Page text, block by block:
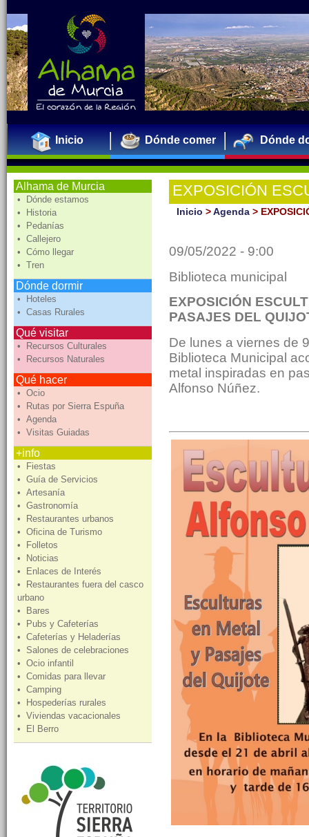
Inicio Dónde comer Dónde
Alhama de Murcia
• Dónde estamos
• Historia
• Pedanías
• Callejero
• Cómo llegar
• Tren
Dónde dormir
• Hoteles
• Casas Rurales
Qué visitar
• Recursos Culturales
• Recursos Naturales
Qué hacer
• Ocio
• Rutas por Sierra Espuña
• Agenda
• Visitas Guiadas
+info
• Fiestas
• Guía de Servicios
• Artesanía
• Gastronomía
• Restaurantes urbanos
• Oficina de Turismo
• Folletos
• Noticias
• Enlaces de Interés
• Restaurantes fuera del casco
urbano
• Bares
• Pubs y Cafeterías
• Cafeterías y Heladerías
• Salones de celebraciones
• Ocio infantil
• Comidas para llevar
• Camping
• Hospederías rurales
• Viviendas vacacionales
• El Berro
EXPOSICIÓN
PASAJES DEL
Inicio >Agenda >
09/05/2022 - 9:00
Biblioteca municipal
EXPOSICIÓN
PASAJES DEL
De lunes a viernes de
Biblioteca Municipal
metal inspiradas en
Alfonso Núñez.